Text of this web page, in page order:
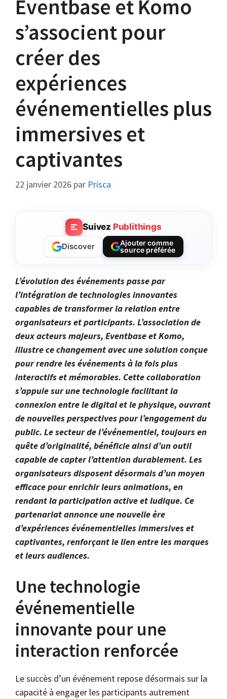
Eventbase et Komo
s’associent pour
créer des
expériences
événementielles plus
immersives et
captivantes
22 janvier 2026 par Prisca
Suivez Publithings
Discover
Ajouter comme
source préférée
L’évolution des événements passe par
l’intégration de technologies innovantes
capables de transformer la relation entre
organisateurs et participants. L’association de
deux acteurs majeurs, Eventbase et Komo,
illustre ce changement avec une solution conçue
pour rendre les événements à la fois plus
interactifs et mémorables. Cette collaboration
s’appuie sur une technologie facilitant la
connexion entre le digital et le physique, ouvrant
de nouvelles perspectives pour l’engagement du
public. Le secteur de l’événementiel, toujours en
quête d’originalité, bénéficie ainsi d’un outil
capable de capter l’attention durablement. Les
organisateurs disposent désormais d’un moyen
efficace pour enrichir leurs animations, en
rendant la participation active et ludique. Ce
partenariat annonce une nouvelle ère
d’expériences événementielles immersives et
captivantes, renforçant le lien entre les marques
et leurs audiences.
Une technologie
événementielle
innovante pour une
interaction renforcée
Le succès d’un événement repose désormais sur la
capacité à engager les participants autrement